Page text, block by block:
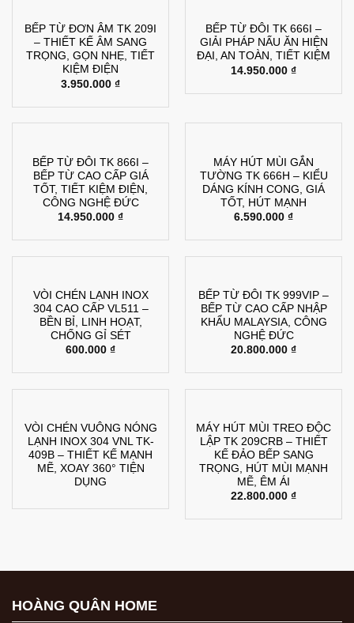
BẾP TỪ ĐƠN ÂM TK 209I
– THIẾT KẾ ÂM SANG
TRỌNG, GỌN NHẸ, TIẾT
KIỆM ĐIỆN
3.950.000 ₫
BẾP TỪ ĐÔI TK 666I –
GIẢI PHÁP NẤU ĂN HIỆN
ĐẠI, AN TOÀN, TIẾT KIỆM
14.950.000 ₫
BẾP TỪ ĐÔI TK 866I –
BẾP TỪ CAO CẤP GIÁ
TỐT, TIẾT KIỆM ĐIỆN,
CÔNG NGHỆ ĐỨC
14.950.000 ₫
MÁY HÚT MÙI GẮN
TƯỜNG TK 666H – KIỂU
DÁNG KÍNH CONG, GIÁ
TỐT, HÚT MẠNH
6.590.000 ₫
VÒI CHÉN LẠNH INOX
304 CAO CẤP VL511 –
BỀN BỈ, LINH HOẠT,
CHỐNG GỈ SÉT
600.000 ₫
BẾP TỪ ĐÔI TK 999VIP –
BẾP TỪ CAO CẤP NHẬP
KHẨU MALAYSIA, CÔNG
NGHỆ ĐỨC
20.800.000 ₫
VÒI CHÉN VUÔNG NÓNG
LẠNH INOX 304 VNL TK-
409B – THIẾT KẾ MẠNH
MẼ, XOAY 360° TIỆN
DỤNG
MÁY HÚT MÙI TREO ĐỘC
LẬP TK 209CRB – THIẾT
KẾ ĐẢO BẾP SANG
TRỌNG, HÚT MÙI MẠNH
MẼ, ÊM ÁI
22.800.000 ₫
HOÀNG QUÂN HOME